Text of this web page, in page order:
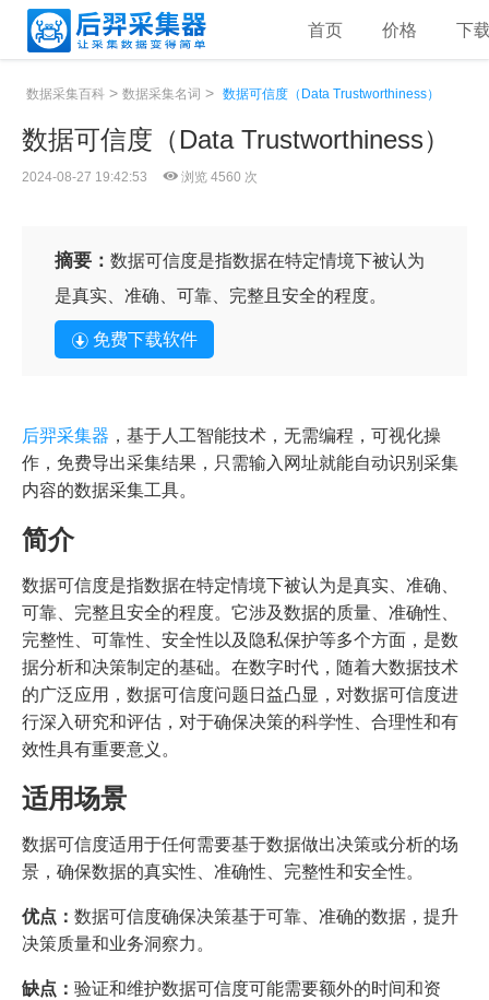
首页 价格 下
数据采集百科 > 数据采集名词 > 数据可信度（Data Trustworthiness）
数据可信度（Data Trustworthiness）
2024-08-27 19:42:53 浏览 4560 次
摘要： 数据可信度是指数据在特定情境下被认为
是真实、准确、可靠、完整且安全的程度。
免费下载软件
后羿采集器 ，基于人工智能技术，无需编程，可视化操
作，免费导出采集结果，只需输入网址就能自动识别采集
内容的数据采集工具。
简介
数据可信度是指数据在特定情境下被认为是真实、准确、
可靠、完整且安全的程度。它涉及数据的质量、准确性、
完整性、可靠性、安全性以及隐私保护等多个方面，是数
据分析和决策制定的基础。在数字时代，随着大数据技术
的广泛应用，数据可信度问题日益凸显，对数据可信度进
行深入研究和评估，对于确保决策的科学性、合理性和有
效性具有重要意义。
适用场景
数据可信度适用于任何需要基于数据做出决策或分析的场
景，确保数据的真实性、准确性、完整性和安全性。
优点： 数据可信度确保决策基于可靠、准确的数据，提升
决策质量和业务洞察力。
缺点： 验证和维护数据可信度可能需要额外的时间和资